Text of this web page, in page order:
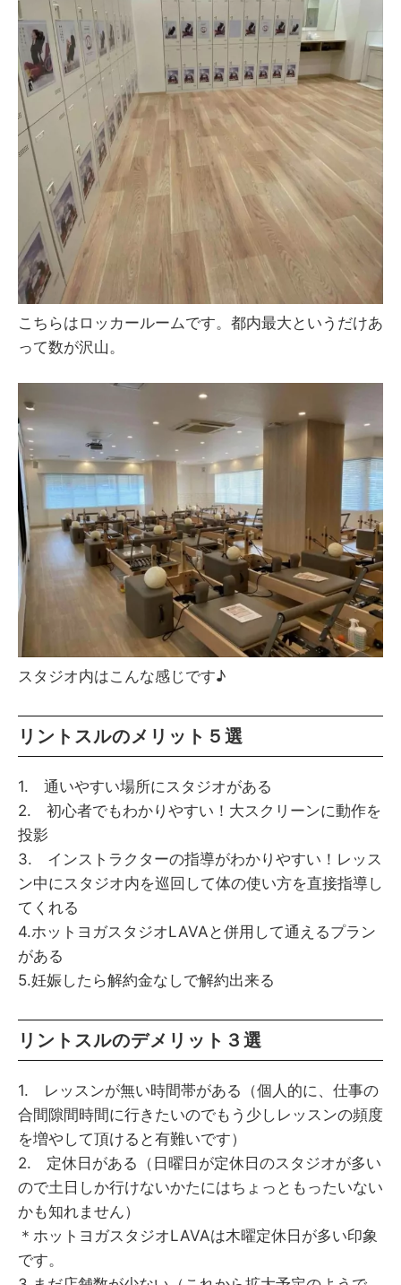
こちらはロッカールームです。都内最大というだけあ
って数が沢山。
スタジオ内はこんな感じです♪
リントスルのメリット５選
1. 通いやすい場所にスタジオがある
2. 初心者でもわかりやすい！大スクリーンに動作を
投影
3. インストラクターの指導がわかりやすい！レッス
ン中にスタジオ内を巡回して体の使い方を直接指導し
てくれる
4.ホットヨガスタジオLAVAと併用して通えるプラン
がある
5.妊娠したら解約金なしで解約出来る
リントスルのデメリット３選
1. レッスンが無い時間帯がある（個人的に、仕事の
合間隙間時間に行きたいのでもう少しレッスンの頻度
を増やして頂けると有難いです）
2. 定休日がある（日曜日が定休日のスタジオが多い
ので土日しか行けないかたにはちょっともったいない
かも知れません）
＊ホットヨガスタジオLAVAは木曜定休日が多い印象
です。